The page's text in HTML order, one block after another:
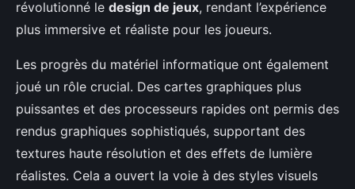
révolutionné le design de jeux, rendant l’expérience
plus immersive et réaliste pour les joueurs.
Les progrès du matériel informatique ont également
joué un rôle crucial. Des cartes graphiques plus
puissantes et des processeurs rapides ont permis des
rendus graphiques sophistiqués, supportant des
textures haute résolution et des effets de lumière
réalistes. Cela a ouvert la voie à des styles visuels